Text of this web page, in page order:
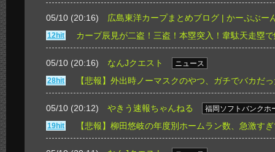
05/10 (20:16) 広島東洋カープまとめブログ | かーぷぶー
12hit カープ辰見が二盗！三盗！本塁突入！韋駄天走塁
05/10 (20:16) なんJクエスト
ニュース
28hit
【悲報】外出時ノーマスクのやつ、ガチでバカだ
05/10 (20:12) やきう速報ちゃんねる
福岡ソフトバンクホ
19hit
【悲報】柳田悠岐の年度別ホームラン数、急激す